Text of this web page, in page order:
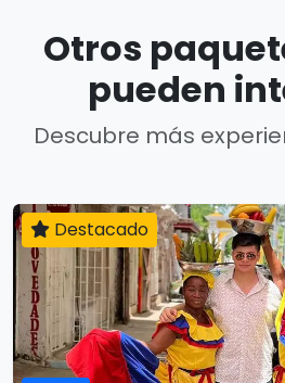
Otros
pueden
Descubre más
Destacado